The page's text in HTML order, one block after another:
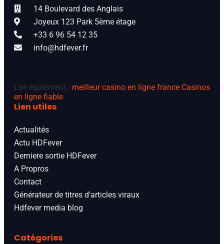
14 Boulevard des Anglais
Joyeux 123 Park 5ème étage
+33 6 96 54 12 35
info@hdfever.fr
Lire également : meilleur casino en ligne france Casinos
en ligne fiable
Lien utiles
Actualités
Actu HDFever
Derniere sortie HDFever
A Propros
Contact
Générateur de titres d'articles viraux
Hdfever media blog
Catégories